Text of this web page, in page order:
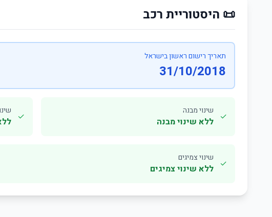
📜 היסטוריית רכב
תאריך רישום ראשון בישראל
31/10/2018
✓
שינוי מבנה
ללא שינוי מבנה ✓
✓
שינוי צמיגים
ללא שינוי צמיגים